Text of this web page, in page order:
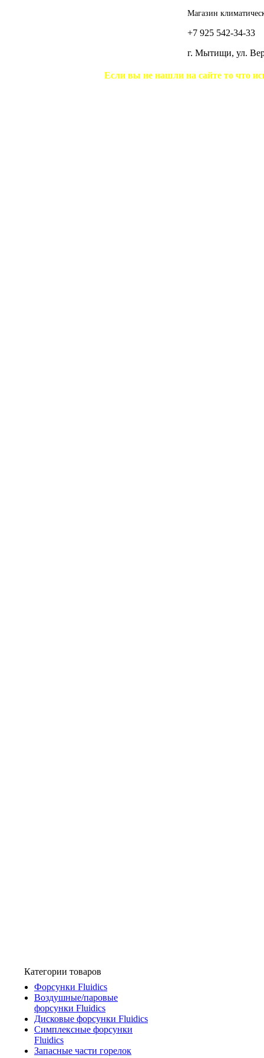
Магазин
+7 925 542-34-33
г. Мытищи, ул.
Если вы не нашли на сайте то что
Категории товаров
Форсунки Fluidics
Воздушные/паровые
форсунки Fluidics
Дисковые форсунки Fluidics
Симплексные форсунки
Fluidics
Запасные части горелок